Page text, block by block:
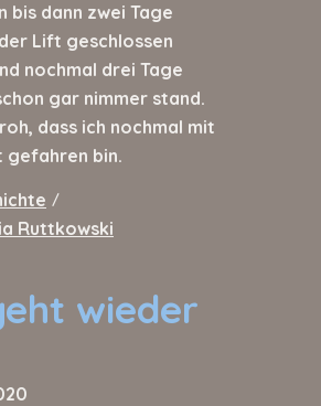
bis dann zwei Tage
Lift geschlossen
nochmal drei Tage
gar nimmer stand.
dass ich nochmal mit
gefahren bin.
/
Ruttkowski
wieder